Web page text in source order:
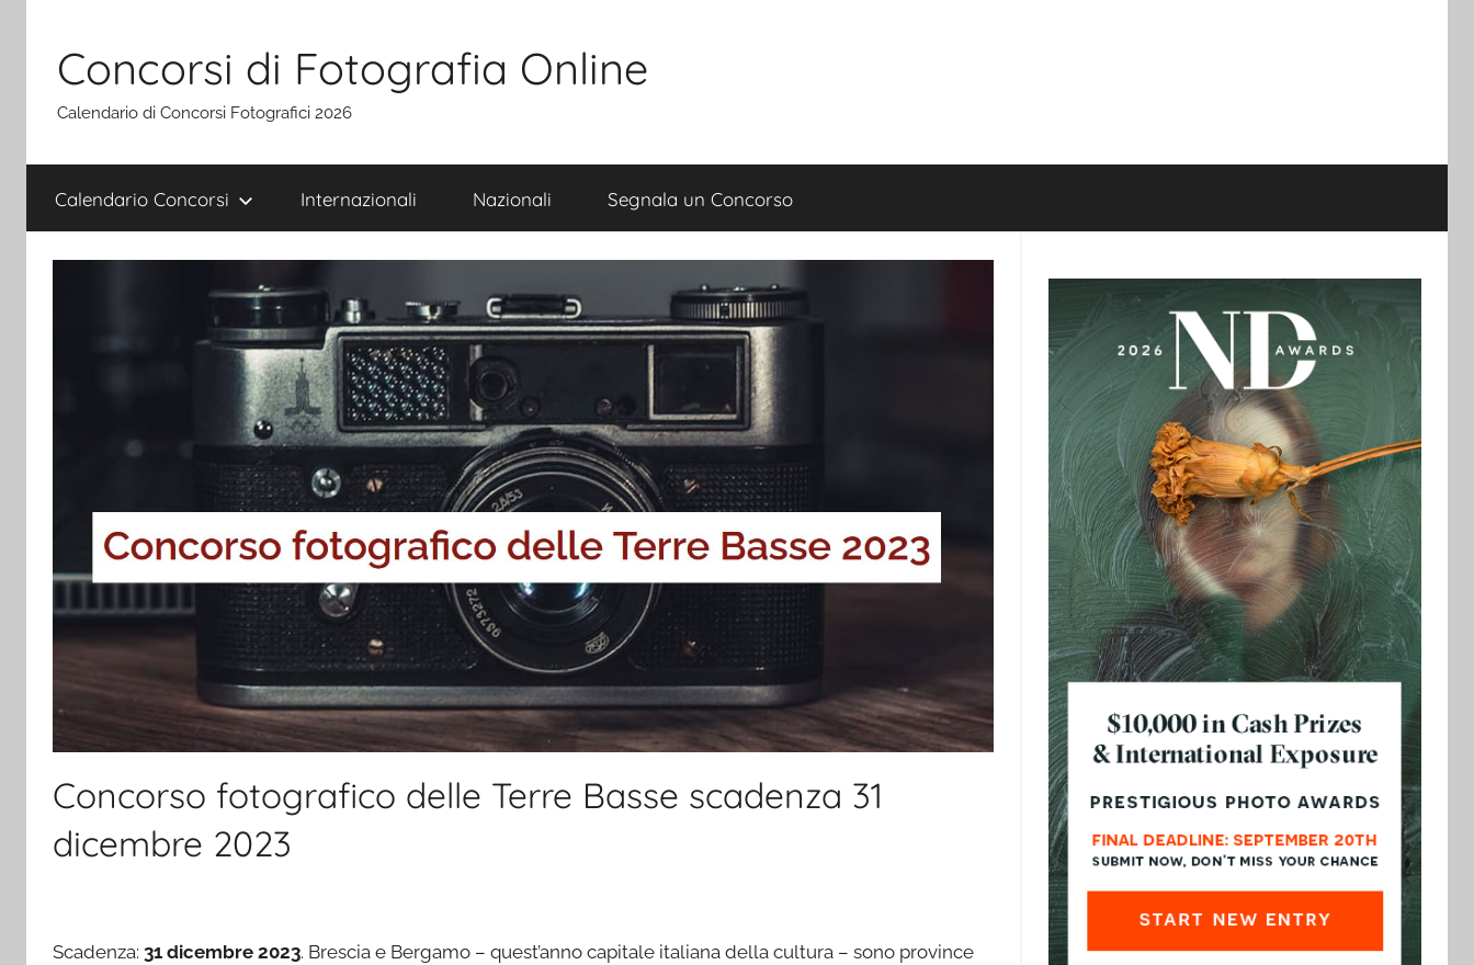
contenuto
Concorsi di Fotografia Online
Calendario di Concorsi Fotografici 2026
Calendario Concorsi Internazionali Nazionali Segnala un Concorso
Concorso fotografico delle Terre Basse scadenza 31
dicembre 2023
Scadenza: 31 dicembre 2023. Brescia e Bergamo – quest’anno capitale italiana della cultura – sono province